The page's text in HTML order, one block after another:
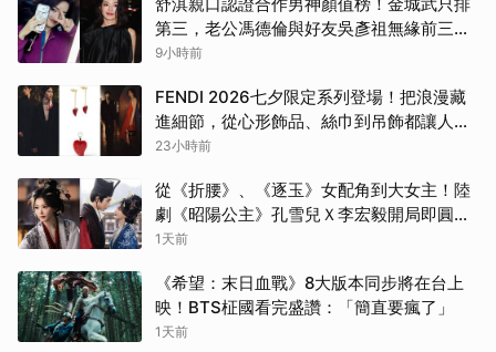
第三，老公馮德倫與好友吳彥祖無緣前三笑
翻網友
9小時前
FENDI 2026七夕限定系列登場！把浪漫藏
進細節，從心形飾品、絲巾到吊飾都讓人一
眼心動
23小時前
從《折腰》、《逐玉》女配角到大女主！陸
劇《昭陽公主》孔雪兒Ｘ李宏毅開局即圓
房，這場帶毒的權謀虐戀太過癮
1天前
《希望：末日血戰》8大版本同步將在台上
映！BTS柾國看完盛讚：「簡直要瘋了」
1天前